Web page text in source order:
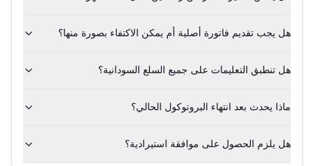
هل يجب تقديم فاتورة أصلية أم يمكن الاكتفاء بصورة منها؟
هل تنطبق التعليمات على جميع السلع السودانية؟
ماذا يحدث بعد انتهاء البروتوكول الحالي؟
هل يلزم الحصول على موافقة استيرادية؟